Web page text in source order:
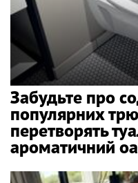
Забудьте про
популярних
перетворять
ароматичний